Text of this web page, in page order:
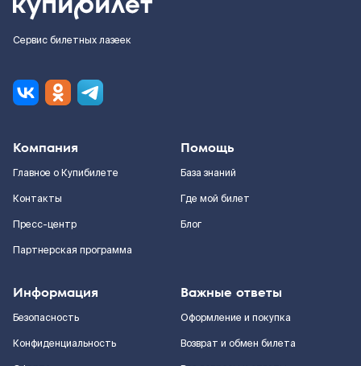
Сервис билетных лазеек
Компания
Главное о Купибилете
Контакты
Пресс-центр
Партнерская программа
Помощь
База знаний
Где мой билет
Блог
Информация
Безопасность
Конфиденциальность
Важные ответы
Оформление и покупка
Возврат и обмен билета